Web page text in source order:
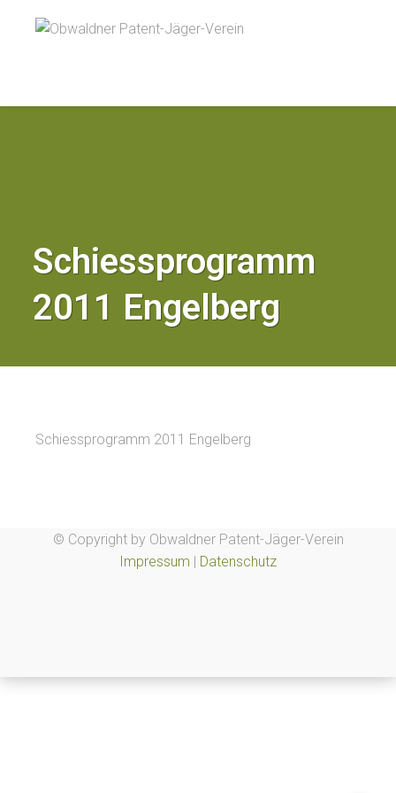
Schiessprogramm
2011 Engelberg
Schiessprogramm 2011 Engelberg
© Copyright by Obwaldner Patent-Jäger-Verein
Impressum | Datenschutz